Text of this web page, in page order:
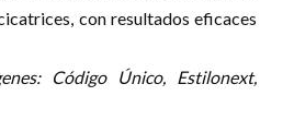
con resultados eficaces
Código Único, Estilonext,